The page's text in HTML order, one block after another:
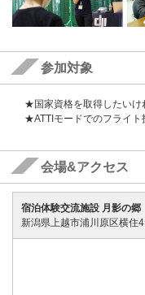
参加対象
★国家資格を取得したいけ
★ATTIモードでのフライト
会場&アクセス
宿泊体験交流施設 月影の郷
新潟県上越市浦川原区横住